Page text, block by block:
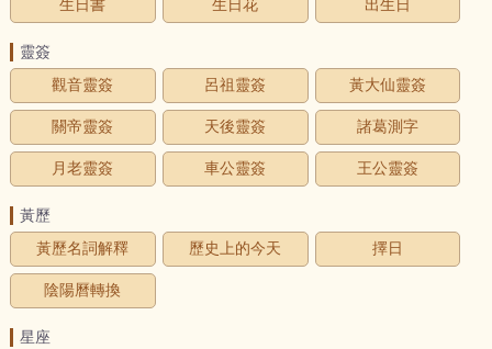
生日書 生日花 出生日
靈簽
觀音靈簽
呂祖靈簽 黃大仙靈簽
關帝靈簽 天後靈簽 諸葛測字
月老靈簽 車公靈簽 王公靈簽
黃歷
黃歷名詞解釋
歷史上的今天 擇日
陰陽曆轉換
星座